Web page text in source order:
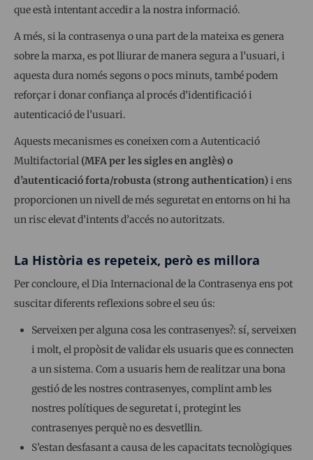
que està intentant accedir a la nostra informació.
A més, si la contrasenya o una part de la mateixa es genera
sobre la marxa, es pot lliurar de manera segura a l’usuari, i
aquesta dura només segons o pocs minuts, també podem
reforçar i donar confiança al procés d’identificació i
autenticació de l’usuari.
Aquests mecanismes es coneixen com a Autenticació
Multifactorial (MFA per les sigles en anglès) o
d’autenticació forta/robusta (strong authentication)i ens
proporcionen un nivell de més seguretat en entorns on hi ha
un risc elevat d’intents d’accés no autoritzats.
La Història es repeteix, però es millora
Per concloure, el Dia Internacional de la Contrasenya ens pot
suscitar diferents reflexions sobre el seu ús:
Serveixen per alguna cosa les contrasenyes?: sí, serveixen
i molt, el propòsit de validar els usuaris que es connecten
a un sistema. Com a usuaris hem de realitzar una bona
gestió de les nostres contrasenyes, complint amb les
nostres polítiques de seguretat i, protegint les
contrasenyes perquè no es desvetllin.
S’estan desfasant a causa de les capacitats tecnològiques